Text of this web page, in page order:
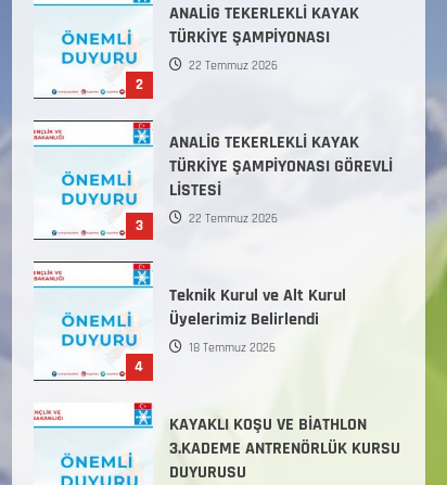
2
ANALİG TEKERLEKLİ KAYAK
TÜRKİYE ŞAMPİYONASI
22 Temmuz 2026
3
ANALİG TEKERLEKLİ KAYAK
TÜRKİYE ŞAMPİYONASI GÖREVLİ
LİSTESİ
22 Temmuz 2026
4
Teknik Kurul ve Alt Kurul
Üyelerimiz Belirlendi
18 Temmuz 2026
KAYAKLI KOŞU VE BİATHLON
3.KADEME ANTRENÖRLÜK KURSU
DUYURUSU